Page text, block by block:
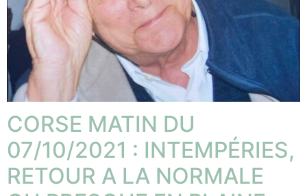
CORSE MATIN DU
07/10/2021 : INTEMPÉRIES,
RETOUR A LA NORMALE